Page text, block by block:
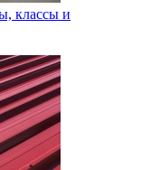
классы и